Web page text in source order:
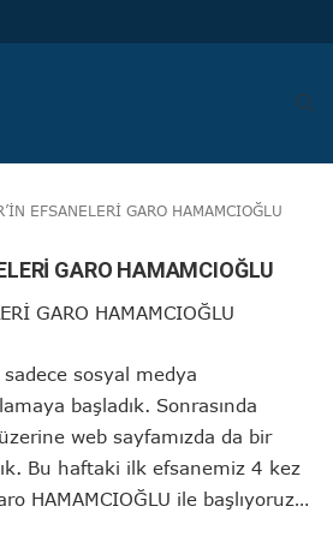
EFSANELERİ GARO HAMAMCIOĞLU
GARO HAMAMCIOĞLU
GARO HAMAMCIOĞLU
sosyal medya
başladık. Sonrasında
web sayfamızda da bir
Bu haftaki ilk efsanemiz 4 kez
HAMAMCIOĞLU ile başlıyoruz…